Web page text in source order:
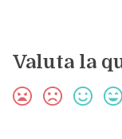
Valuta la